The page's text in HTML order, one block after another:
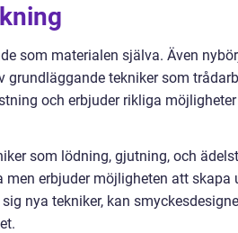
som materialen själva. Även
tekniker som
och erbjuder rikliga
som lödning, gjutning, och
erbjuder möjligheten att skapa
nya tekniker, kan